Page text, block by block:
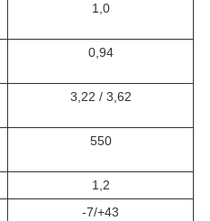
1,0
0,94
3,22 / 3,62
550
1,2
-7/+43